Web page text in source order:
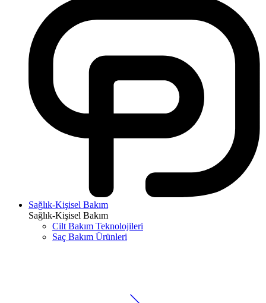
Sağlık-Kişisel Bakım
Sağlık-Kişisel Bakım
Cilt Bakım Teknolojileri
Saç Bakım Ürünleri